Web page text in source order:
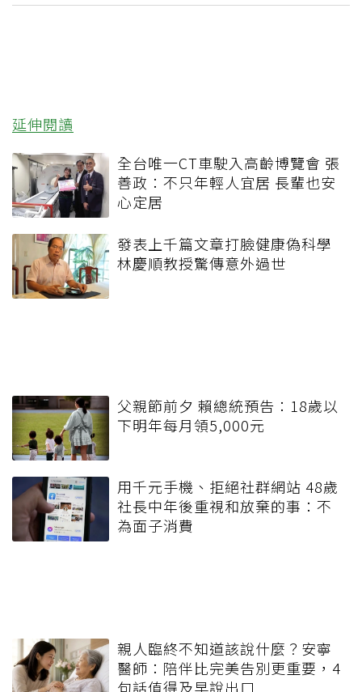
延伸閱讀
全台唯一CT車駛入高齡博覽會 張
善政：不只年輕人宜居 長輩也安
心定居
發表上千篇文章打臉健康偽科學
林慶順教授驚傳意外過世
父親節前夕 賴總統預告：18歲以
下明年每月領5,000元
用千元手機、拒絕社群網站 48歲
社長中年後重視和放棄的事：不
為面子消費
親人臨終不知道該說什麼？安寧
醫師：陪伴比完美告別更重要，4
句話值得及早說出口